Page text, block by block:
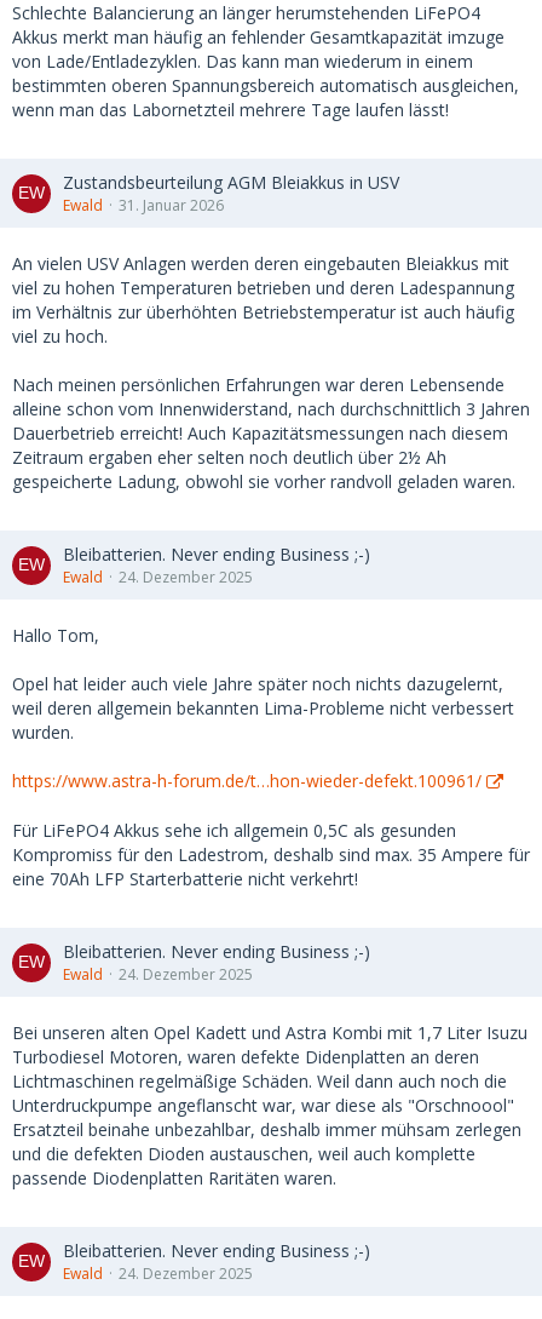
Schlechte Balancierung an länger herumstehenden LiFePO4
Akkus merkt man häufig an fehlender Gesamtkapazität imzuge
von Lade/Entladezyklen. Das kann man wiederum in einem
bestimmten oberen Spannungsbereich automatisch ausgleichen,
wenn man das Labornetzteil mehrere Tage laufen lässt!
Zustandsbeurteilung AGM Bleiakkus in USV
Ewald 31. Januar 2026
An vielen USV Anlagen werden deren eingebauten Bleiakkus mit
viel zu hohen Temperaturen betrieben und deren Ladespannung
im Verhältnis zur überhöhten Betriebstemperatur ist auch häufig
viel zu hoch.
Nach meinen persönlichen Erfahrungen war deren Lebensende
alleine schon vom Innenwiderstand, nach durchschnittlich 3 Jahren
Dauerbetrieb erreicht! Auch Kapazitätsmessungen nach diesem
Zeitraum ergaben eher selten noch deutlich über 2½ Ah
gespeicherte Ladung, obwohl sie vorher randvoll geladen waren.
Bleibatterien. Never ending Business ;-)
Ewald 24. Dezember 2025
Hallo Tom,
Opel hat leider auch viele Jahre später noch nichts dazugelernt,
weil deren allgemein bekannten Lima-Probleme nicht verbessert
wurden.
https://www.astra-h-forum.de/t…hon-wieder-defekt.100961/
Für LiFePO4 Akkus sehe ich allgemein 0,5C als gesunden
Kompromiss für den Ladestrom, deshalb sind max. 35 Ampere für
eine 70Ah LFP Starterbatterie nicht verkehrt!
Bleibatterien. Never ending Business ;-)
Ewald 24. Dezember 2025
Bei unseren alten Opel Kadett und Astra Kombi mit 1,7 Liter Isuzu
Turbodiesel Motoren, waren defekte Didenplatten an deren
Lichtmaschinen regelmäßige Schäden. Weil dann auch noch die
Unterdruckpumpe angeflanscht war, war diese als "Orschnoool"
Ersatzteil beinahe unbezahlbar, deshalb immer mühsam zerlegen
und die defekten Dioden austauschen, weil auch komplette
passende Diodenplatten Raritäten waren.
Bleibatterien. Never ending Business ;-)
Ewald 24. Dezember 2025